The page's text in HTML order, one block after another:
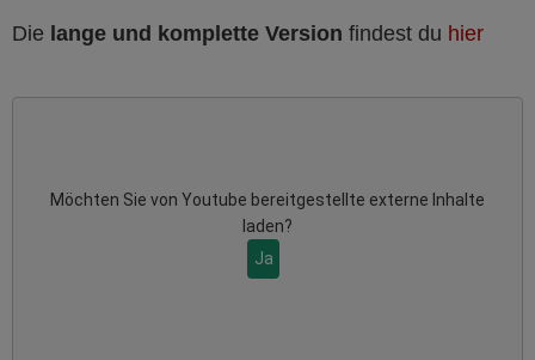
Die lange und komplette Version findest du hier
Möchten Sie von Youtube bereitgestellte externe Inhalte
laden?
Ja